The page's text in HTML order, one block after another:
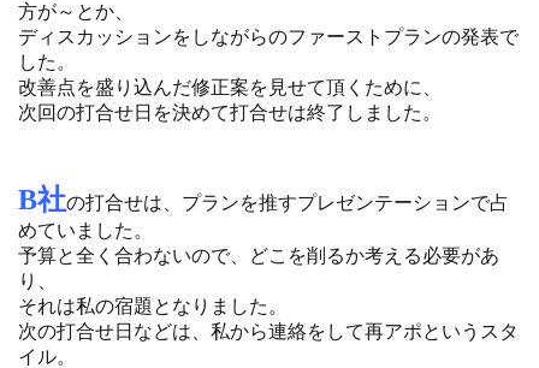
方が～とか、
ディスカッションをしながらのファーストプランの発表で
した。
改善点を盛り込んだ修正案を見せて頂くために、
次回の打合せ日を決めて打合せは終了しました。
B社の打合せは、プランを推すプレゼンテーションで占
めていました。
予算と全く合わないので、どこを削るか考える必要があ
り、
それは私の宿題となりました。
次の打合せ日などは、私から連絡をして再アポというスタ
イル。